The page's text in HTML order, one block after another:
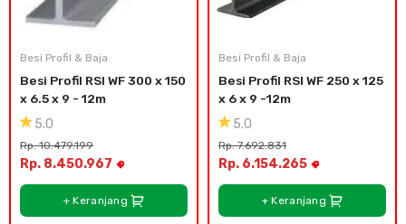
Besi Profil & Baja
Besi Profil RSI WF 300 x 150
x 6.5 x 9 - 12m
5.0
Rp. 10.479.199
Rp. 8.450.967
+ Keranjang
Besi Profil & Baja
Besi Profil RSI WF 250 x 125
x 6 x 9 -12m
5.0
Rp. 7.692.831
Rp. 6.154.265
+ Keranjang